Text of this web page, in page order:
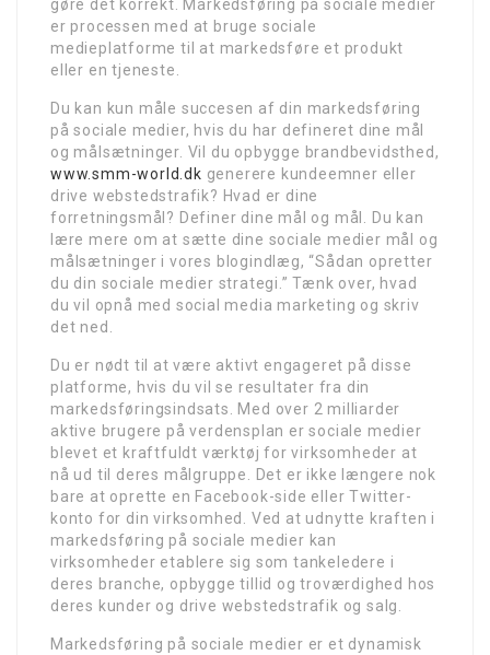
gøre det korrekt. Markedsføring på sociale medier
er processen med at bruge sociale
medieplatforme til at markedsføre et produkt
eller en tjeneste.
Du kan kun måle succesen af din markedsføring
på sociale medier, hvis du har defineret dine mål
og målsætninger. Vil du opbygge brandbevidsthed,
www.smm-world.dk generere kundeemner eller
drive webstedstrafik? Hvad er dine
forretningsmål? Definer dine mål og mål. Du kan
lære mere om at sætte dine sociale medier mål og
målsætninger i vores blogindlæg, “Sådan opretter
du din sociale medier strategi.” Tænk over, hvad
du vil opnå med social media marketing og skriv
det ned.
Du er nødt til at være aktivt engageret på disse
platforme, hvis du vil se resultater fra din
markedsføringsindsats. Med over 2 milliarder
aktive brugere på verdensplan er sociale medier
blevet et kraftfuldt værktøj for virksomheder at
nå ud til deres målgruppe. Det er ikke længere nok
bare at oprette en Facebook-side eller Twitter-
konto for din virksomhed. Ved at udnytte kraften i
markedsføring på sociale medier kan
virksomheder etablere sig som tankeledere i
deres branche, opbygge tillid og troværdighed hos
deres kunder og drive webstedstrafik og salg.
Markedsføring på sociale medier er et dynamisk